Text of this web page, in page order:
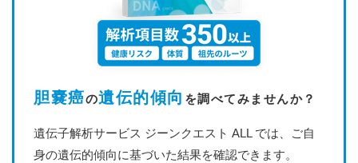
胆嚢癌の遺伝的傾向 を調べてみませんか？
遺伝子解析サービス ジーンクエスト ALL では、ご自
身の遺伝的傾向に基づいた結果を確認できます。